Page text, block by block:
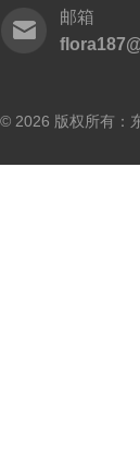
邮箱
© 2026 版权所有：